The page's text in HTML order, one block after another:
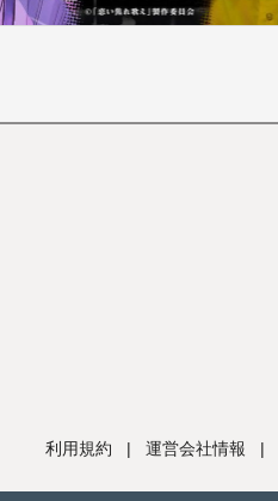
利用規約 | 運営会社情報 |